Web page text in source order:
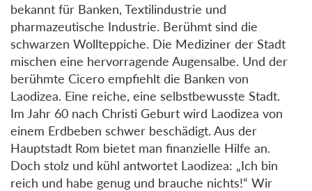
bekannt für Banken, Textilindustrie und
pharmazeutische Industrie. Berühmt sind die
schwarzen Wollteppiche. Die Mediziner der Stadt
mischen eine hervorragende Augensalbe. Und der
berühmte Cicero empfiehlt die Banken von
Laodizea. Eine reiche, eine selbstbewusste Stadt.
Im Jahr 60 nach Christi Geburt wird Laodizea von
einem Erdbeben schwer beschädigt. Aus der
Hauptstadt Rom bietet man finanzielle Hilfe an.
Doch stolz und kühl antwortet Laodizea: „Ich bin
reich und habe genug und brauche nichts!“ Wir